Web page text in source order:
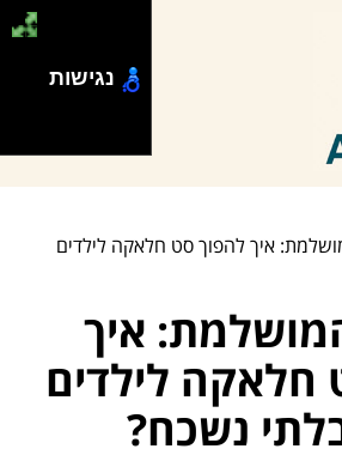
איך להפוך סט חלאקה לילדים
איך
חלאקה לילדים
נשכח?
נגישות